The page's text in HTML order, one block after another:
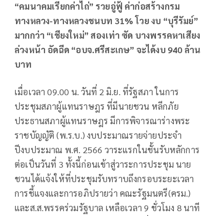
“คมนาคมเรียกค่าไถ่” รวยอู่ฟู้ ค่าก่อสร้างกรม
ทางหลวง-ทางหลวงชนบท 31% โวย งบ “บุรีรัมย์”
มากกว่า “เชียงใหม่” สองเท่า ซัด บางพรรคหาเสียง
ล่วงหน้า อัดฉีด “อบจ.ศรีสะเกษ” จะได้งบ 940 ล้าน
บาท
เมื่อเวลา 09.00 น. วันที่ 2 มิ.ย. ที่รัฐสภา ในการ
ประชุมสภาผู้แทนราษฎร ที่มีนายชวน หลีกภัย
ประธานสภาผู้แทนราษฎร มีการพิจารณาร่างพระ
ราชบัญญัติ (พ.ร.บ.) งบประมาณรายจ่ายประจำ
ปีงบประมาณ พ.ศ. 2566 วาระแรกในชั้นรับหลักการ
ต่อเป็นวันที่ 3 ทั้งนี้ก่อนเข้าสู่วาระการประชุม นาย
ชวนได้แจ้งให้ที่ประชุมรับทราบถึงกรอบระยะเวลา
การชี้แจงและการอภิปรายว่า คณะรัฐมนตรี(ครม.)
และส.ส.พรรคร่วมรัฐบาล เหลือเวลา 9 ชั่วโมง 8 นาที